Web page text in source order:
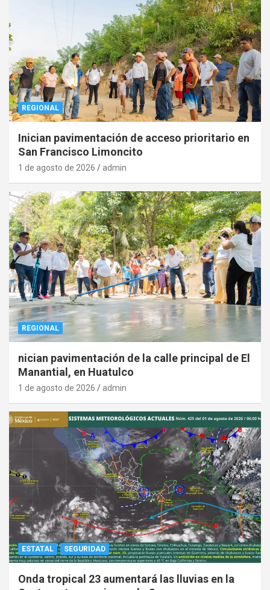
REGIONAL
Inician pavimentación de acceso prioritario en
San Francisco Limoncito
1 de agosto de 2026 admin
REGIONAL
nician pavimentación de la calle principal de El
Manantial, en Huatulco
1 de agosto de 2026 admin
ESTATAL SEGURIDAD
Onda tropical 23 aumentará las lluvias en la